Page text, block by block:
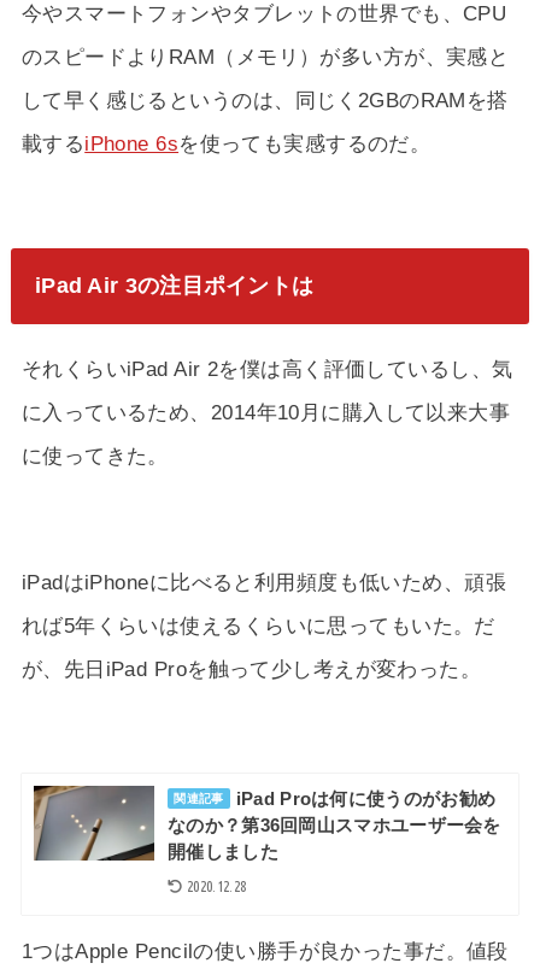
今やスマートフォンやタブレットの世界でも、CPU
のスピードよりRAM（メモリ）が多い方が、実感と
して早く感じるというのは、同じく2GBのRAMを搭
載するiPhone 6sを使っても実感するのだ。
iPad Air 3の注目ポイントは
それくらいiPad Air 2を僕は高く評価しているし、気
に入っているため、2014年10月に購入して以来大事
に使ってきた。
iPadはiPhoneに比べると利用頻度も低いため、頑張
れば5年くらいは使えるくらいに思ってもいた。だ
が、先日iPad Proを触って少し考えが変わった。
関連記事
iPad Proは何に使うのがお勧め
なのか？第36回岡山スマホユーザー会を
開催しました
2020.12.28
1つはApple Pencilの使い勝手が良かった事だ。値段